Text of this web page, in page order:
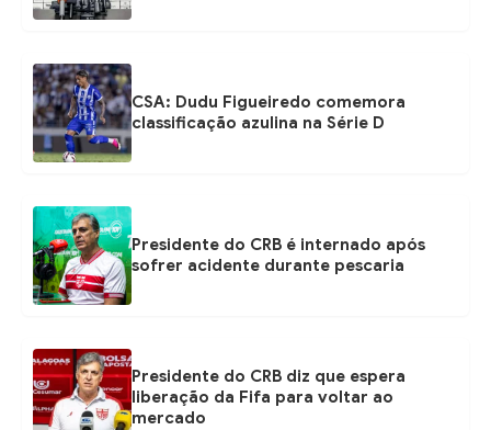
CSA: Dudu Figueiredo comemora
classificação azulina na Série D
Presidente do CRB é internado após
sofrer acidente durante pescaria
Presidente do CRB diz que espera
liberação da Fifa para voltar ao
mercado